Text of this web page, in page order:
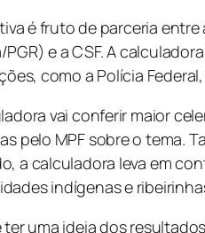
é fruto de parceria entre
PGR) e a CSF. A
como a Polícia
vai conferir maior
pelo MPF sobre o tema.
a calculadora leva em
indígenas e
ter uma ideia dos